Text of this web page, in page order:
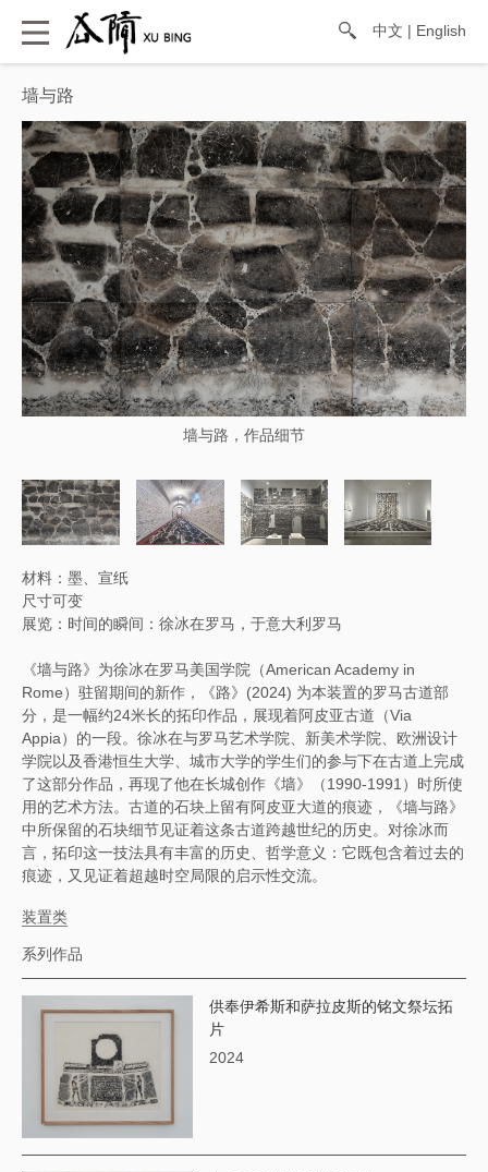
中文 | English
墙与路
墙与路，作品细节
材料：墨、宣纸
尺寸可变
展览：时间的瞬间：徐冰在罗马，于意大利罗马
《墙与路》为徐冰在罗马美国学院（American Academy in
Rome）驻留期间的新作，《路》(2024) 为本装置的罗马古道部
分，是一幅约24米长的拓印作品，展现着阿皮亚古道（Via
Appia）的一段。徐冰在与罗马艺术学院、新美术学院、欧洲设计
学院以及香港恒生大学、城市大学的学生们的参与下在古道上完成
了这部分作品，再现了他在长城创作《墙》（1990-1991）时所使
用的艺术方法。古道的石块上留有阿皮亚大道的痕迹，《墙与路》
中所保留的石块细节见证着这条古道跨越世纪的历史。对徐冰而
言，拓印这一技法具有丰富的历史、哲学意义：它既包含着过去的
痕迹，又见证着超越时空局限的启示性交流。
装置类
系列作品
供奉伊希斯和萨拉皮斯的铭文祭坛拓
片
2024